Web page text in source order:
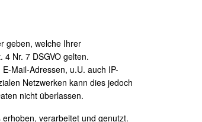
geben, welche Ihrer
Nr. 7 DSGVO gelten.
Mail-Adressen, u.U. auch IP-
Netzwerken kann dies jedoch
nicht überlassen.
verarbeitet und genutzt.